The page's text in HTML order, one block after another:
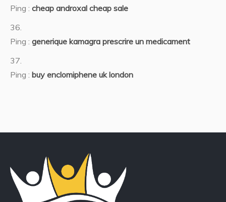
Ping : cheap androxal cheap sale
Ping : generique kamagra prescrire un medicament
Ping : buy enclomiphene uk london